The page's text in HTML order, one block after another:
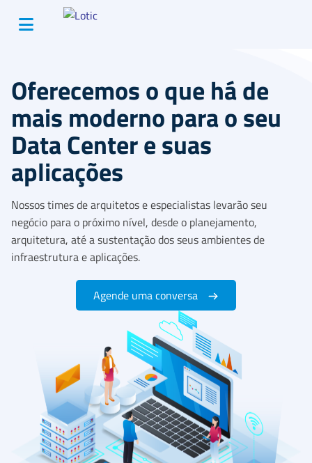
Oferecemos o que há de
mais moderno para o seu
Data Center e suas
aplicações
Nossos times de arquitetos e especialistas levarão seu
negócio para o próximo nível, desde o planejamento,
arquitetura, até a sustentação dos seus ambientes de
infraestrutura e aplicações.
Agende uma conversa